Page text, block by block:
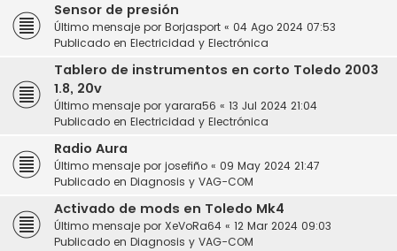
Sensor de presión
Último mensaje por Borjasport « 04 Ago 2024 07:53
Publicado en Electricidad y Electrónica
Tablero de instrumentos en corto Toledo 2003
1.8, 20v
Último mensaje por yarara56 « 13 Jul 2024 21:04
Publicado en Electricidad y Electrónica
Radio Aura
Último mensaje por josefiño « 09 May 2024 21:47
Publicado en Diagnosis y VAG-COM
Activado de mods en Toledo Mk4
Último mensaje por XeVoRa64 « 12 Mar 2024 09:03
Publicado en Diagnosis y VAG-COM